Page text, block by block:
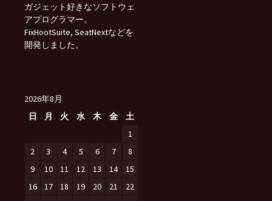
ガジェット好きなソフトウェ
アプログラマー。
FixHootSuite, SeatNextなどを
開発しました。
2026年8月
日
月 火 水 木 金
土
1
2
3 4 5 6 7
8
9
10 11 12 13 14
15
16
17 18 19 20 21
22